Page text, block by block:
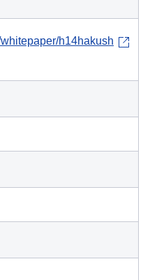
h14hakush